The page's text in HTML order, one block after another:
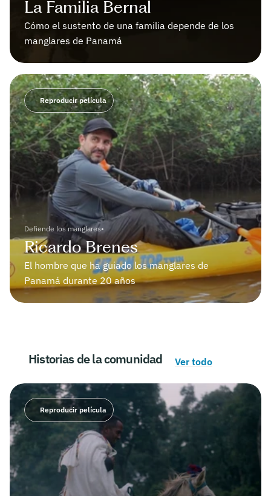
La Familia Bernal
Cómo el sustento de una familia depende de los
manglares de Panamá
Reproducir película
Defiende los manglares•
Ricardo Brenes
El hombre que ha guiado los manglares de
Panamá durante 20 años
Historias de la comunidad Ver todo
Reproducir película